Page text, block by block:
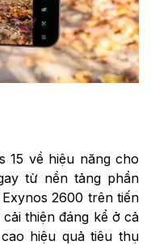
15 về hiệu năng cho
từ nền tảng phần
2600 trên tiến
thiện đáng kể ở cả
hiệu quả tiêu thụ